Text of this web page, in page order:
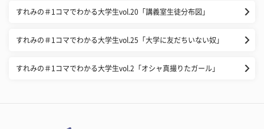
すれみの＃1コマでわかる大学生vol.20「講義室生徒分布図」
すれみの＃1コマでわかる大学生vol.25「大学に友だちいない奴」
すれみの＃1コマでわかる大学生vol.2「オシャ真撮りたガール」